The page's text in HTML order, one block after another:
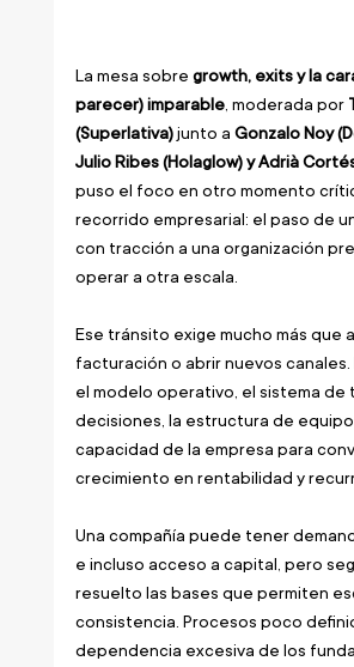
La mesa sobre growth, exits y la
parecer) imparable, moderada por
(Superlativa) junto a Gonzalo Noy
Julio Ribes (Holaglow) y Adrià
puso el foco en otro momento
recorrido empresarial: el paso de
con tracción a una organización
operar a otra escala.
Ese tránsito exige mucho más que
facturación o abrir nuevos canales.
el modelo operativo, el sistema de
decisiones, la estructura de
capacidad de la empresa para
crecimiento en rentabilidad y
Una compañía puede tener
e incluso acceso a capital, pero
resuelto las bases que permiten
consistencia. Procesos poco
dependencia excesiva de los